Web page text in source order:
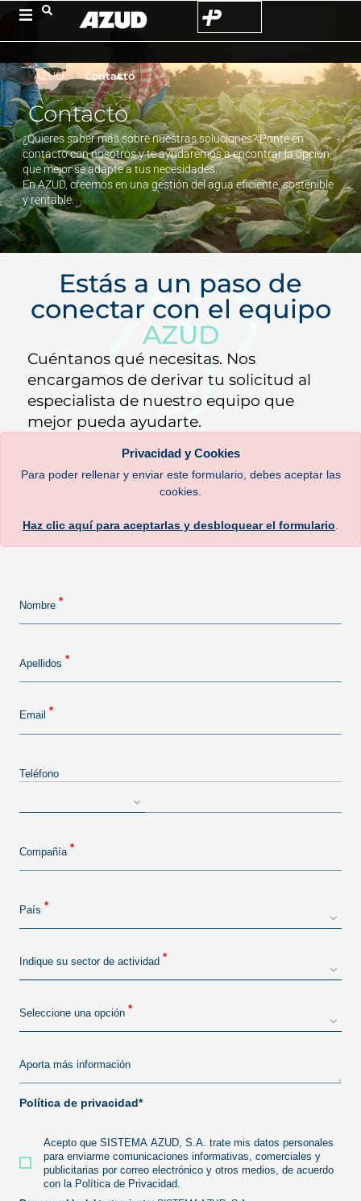
AZUD Contacto
Contacto
¿Quieres saber más sobre nuestras soluciones? Ponte en
contacto con nosotros y te ayudaremos a encontrar la opción
que mejor se adapte a tus necesidades.
En AZUD, creemos en una gestión del agua eficiente, sostenible
y rentable.
Estás a un paso de
conectar con el equipo
AZUD
Cuéntanos qué necesitas. Nos
encargamos de derivar tu solicitud al
especialista de nuestro equipo que
mejor pueda ayudarte.